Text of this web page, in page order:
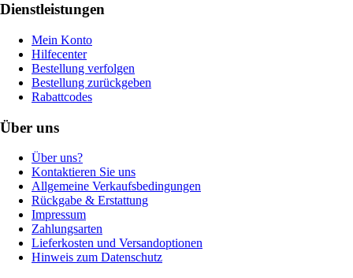
Dienstleistungen
Mein Konto
Hilfecenter
Bestellung verfolgen
Bestellung zurückgeben
Rabattcodes
Über uns
Über uns?
Kontaktieren Sie uns
Allgemeine Verkaufsbedingungen
Rückgabe & Erstattung
Impressum
Zahlungsarten
Lieferkosten und Versandoptionen
Hinweis zum Datenschutz